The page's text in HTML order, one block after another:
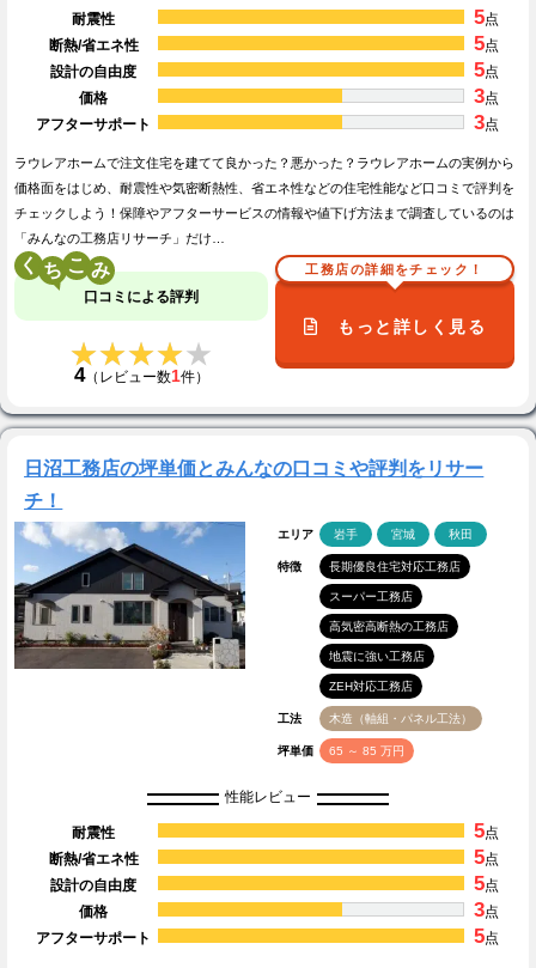
耐震性 5点
断熱/省エネ性
5点
設計の自由度
5点
価格
3点
アフターサポート
3点
ラウレアホームで注文住宅を建てて良かった？悪かった？ラウレアホームの実例から
価格面をはじめ、耐震性や気密断熱性、省エネ性などの住宅性能など口コミで評判を
チェックしよう！保障やアフターサービスの情報や値下げ方法まで調査しているのは
「みんなの工務店リサーチ」だけ…
く こ
口コミによる評判
★★★★★
★★★★★
4（レビュー数1件）
工務店の詳細をチェック！
もっと詳しく見る
日沼工務店の坪単価とみんなの口コミや評判をリサー
チ！
エリア 岩手 宮城 秋田
特徴 長期優良住宅対応工務店
スーパー工務店
高気密高断熱の工務店
地震に強い工務店
ZEH対応工務店
工法 木造（軸組・パネル工法）
坪単価 65 ～ 85 万円
性能レビュー
耐震性 5点
断熱/省エネ性
5点
設計の自由度
5点
価格
3点
アフターサポート
5点